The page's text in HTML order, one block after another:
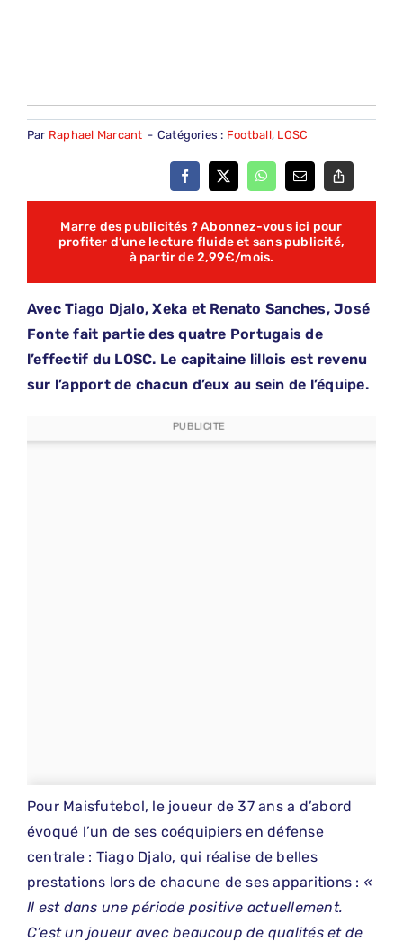
Par Raphael Marcant - Catégories : Football, LOSC
Marre des publicités ? Abonnez-vous ici pour
profiter d’une lecture fluide et sans publicité,
à partir de 2,99€/mois.
Avec Tiago Djalo, Xeka et Renato Sanches, José
Fonte fait partie des quatre Portugais de
l’effectif du LOSC. Le capitaine lillois est revenu
sur l’apport de chacun d’eux au sein de l’équipe.
PUBLICITE
Pour Maisfutebol, le joueur de 37 ans a d’abord
évoqué l’un de ses coéquipiers en défense
centrale : Tiago Djalo, qui réalise de belles
prestations lors de chacune de ses apparitions : «
Il est dans une période positive actuellement.
C’est un joueur avec beaucoup de qualités et de